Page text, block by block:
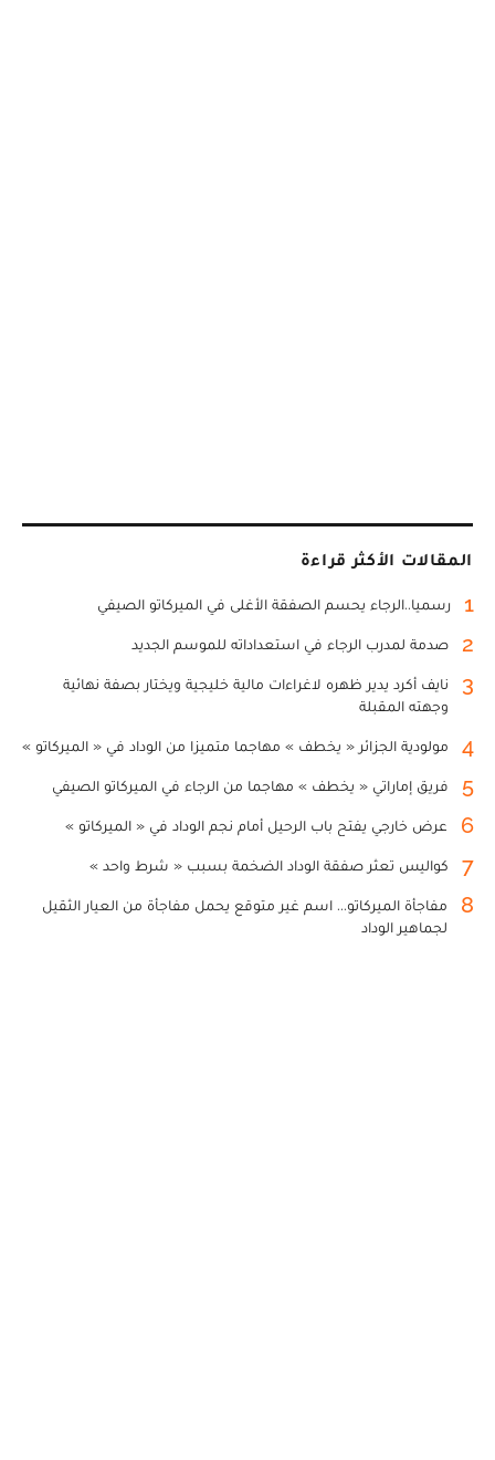
المقالات الأكثر قراءة
1 رسميا..الرجاء يحسم الصفقة الأغلى في الميركاتو الصيفي
2 صدمة لمدرب الرجاء في استعداداته للموسم الجديد
3
نايف أكرد يدير ظهره لاغراءات مالية خليجية ويختار بصفة نهائية
وجهته المقبلة
4 مولودية الجزائر « يخطف » مهاجما متميزا من الوداد في « الميركاتو »
5 فريق إماراتي « يخطف » مهاجما من الرجاء في الميركاتو الصيفي
6 عرض خارجي يفتح باب الرحيل أمام نجم الوداد في « الميركاتو »
7 كواليس تعثر صفقة الوداد الضخمة بسبب « شرط واحد »
8
مفاجأة الميركاتو... اسم غير متوقع يحمل مفاجأة من العيار الثقيل
لجماهير الوداد